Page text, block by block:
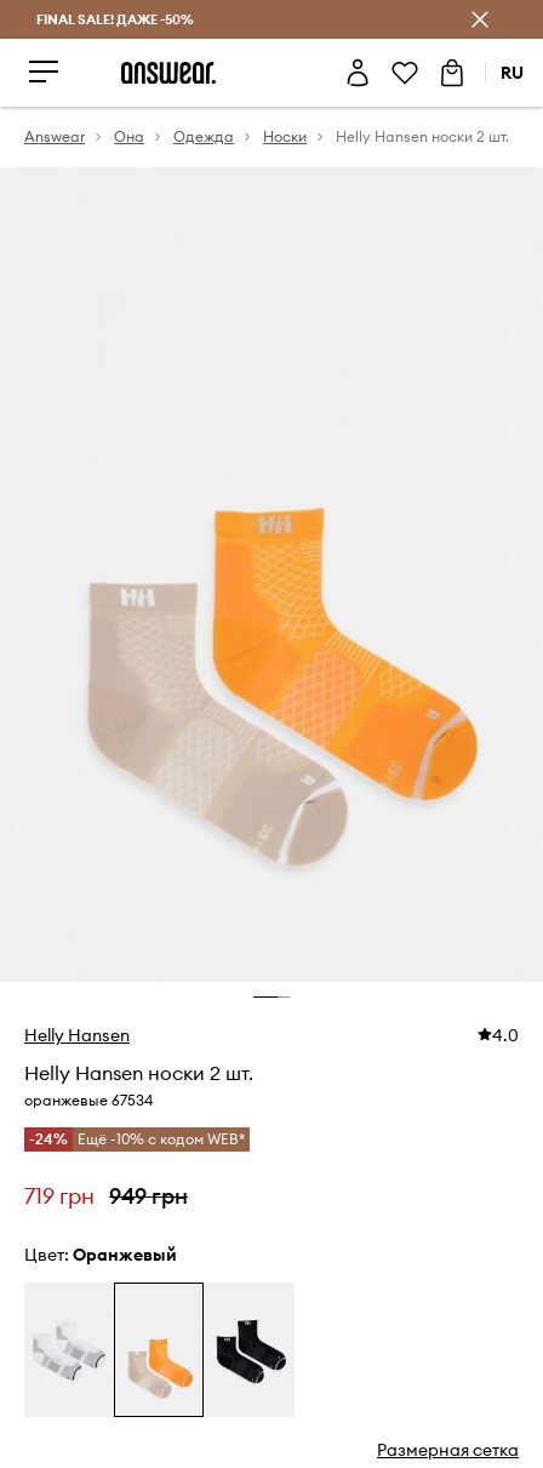
FINAL SALE! ДАЖЕ -50%
RU
Answear Она Одежда Носки Helly Hansen носки 2 шт.
Helly Hansen 4.0
Helly Hansen носки 2 шт.
оранжевые 67534
-24% Ещё -10% с кодом WEB*
719 грн 949 грн
Цвет: оранжевый
Размерная сетка